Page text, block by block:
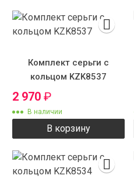
Комплект серьги с
кольцом KZK8537
2 970 ₽
В наличии
В корзину